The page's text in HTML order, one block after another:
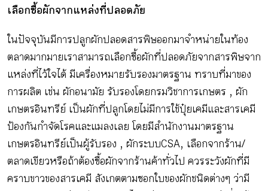
เลือกซื้อผักจากแหล่งที่ปลอดภัย
ในปัจจุบันมีการปลูกผักปลอดสารพิษออกมาจําหน่ายในท้อง
ตลาดมากมาย เราสามารถเลือกซื้อผักที่ปลอดภัยจากสารพิษจาก
แหล่งที่ไว้ใจได้ มีเครื่องหมายรับรองมาตรฐาน ทราบที่มาของ
การผลิต เช่น ผักอนามัย รับรองโดยกรมวิชาการเกษตร , ผัก
เกษตรอินทรีย์ เป็นผักที่ปลูกโดยไม่มีการใช้ปุ๋ยเคมีและสารเคมี
ป้องกันกําจัดโรคและแมลงเลย โดยมีสํานักงานมาตรฐาน
เกษตรอินทรีย์เป็นผู้รับรอง , ผักระบบ CSA , เลือกจากร้าน/
ตลาดเขียว หรือถ้าต้องซื้อผักจากร้านค้าทั่วไป ควรระวังผักที่มี
คราบขาวของสารเคมี สังเกตตามซอกใบของผักชนิดต่างๆ ว่ามี